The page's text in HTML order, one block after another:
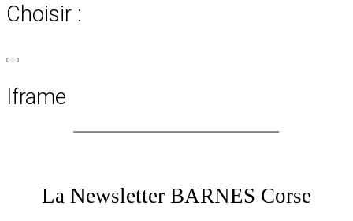
Choisir :
Iframe
La Newsletter BARNES Corse